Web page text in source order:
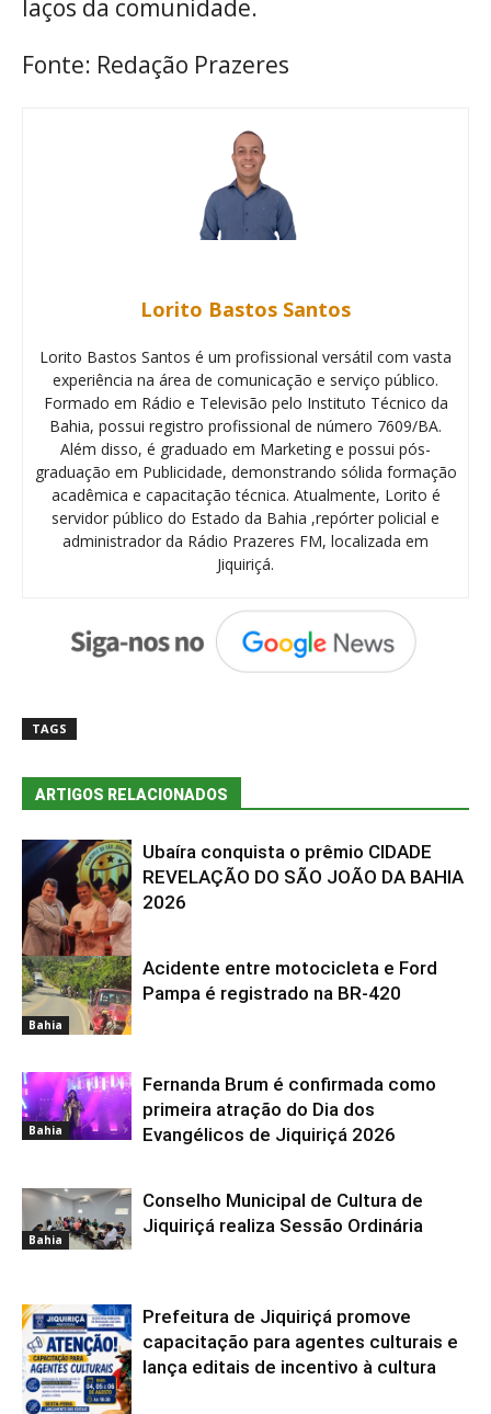
laços da comunidade.
Fonte: Redação Prazeres
Lorito Bastos Santos
Lorito Bastos Santos é um profissional versátil com vasta
experiência na área de comunicação e serviço público.
Formado em Rádio e Televisão pelo Instituto Técnico da
Bahia, possui registro profissional de número 7609/BA.
Além disso, é graduado em Marketing e possui pós-
graduação em Publicidade, demonstrando sólida formação
acadêmica e capacitação técnica. Atualmente, Lorito é
servidor público do Estado da Bahia ,repórter policial e
administrador da Rádio Prazeres FM, localizada em
Jiquiriçá.
TAGS
ARTIGOS RELACIONADOS
Bahia
Ubaíra conquista o prêmio CIDADE
REVELAÇÃO DO SÃO JOÃO DA BAHIA
2026
Bahia
Acidente entre motocicleta e Ford
Pampa é registrado na BR-420
Bahia
Fernanda Brum é confirmada como
primeira atração do Dia dos
Evangélicos de Jiquiriçá 2026
Bahia
Conselho Municipal de Cultura de
Jiquiriçá realiza Sessão Ordinária
Prefeitura de Jiquiriçá promove
capacitação para agentes culturais e
lança editais de incentivo à cultura